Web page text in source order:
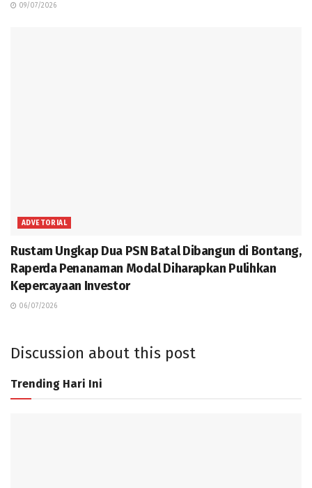
09/07/2026
ADVETORIAL
Rustam Ungkap Dua PSN Batal Dibangun di Bontang,
Raperda Penanaman Modal Diharapkan Pulihkan
Kepercayaan Investor
06/07/2026
Discussion about this post
Trending Hari Ini